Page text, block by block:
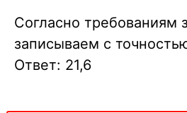
Согласно требованиям
записываем с
Ответ: 21,6